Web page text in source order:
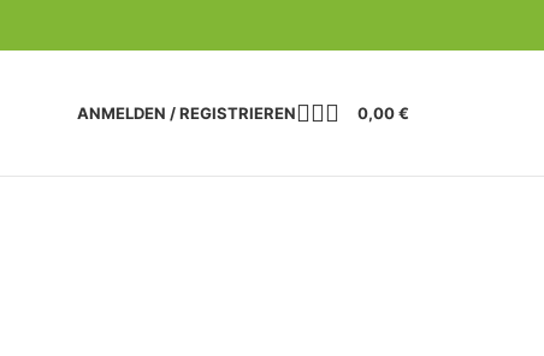
ANMELDEN / REGISTRIEREN 0,00€